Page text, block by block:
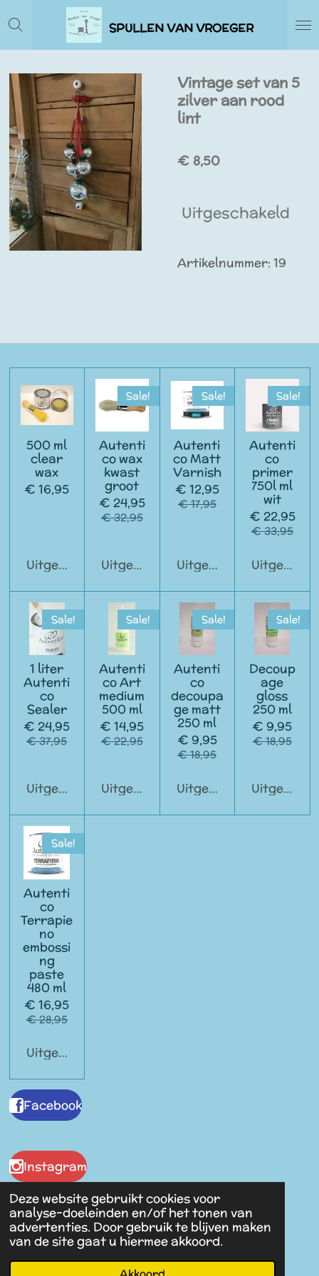
Deze website gebruikt cookies voor
analyse-doeleinden en/of het tonen van
advertenties. Door gebruik te blijven maken
van de site gaat u hiermee akkoord.
Ga
direct
naar
hoofdinhoud
SPULLEN VAN VROEGER
Vintage set van 5
zilver aan rood
lint
€ 8,50
Uitgeschakeld
Artikelnummer: 19
500 ml
clear
wax
€ 16,95
Uitgeschakeld
Sale!
Autenti
co wax
kwast
groot
€ 24,95
€ 32,95
Uitgeschakeld
Sale!
Autenti
co Matt
Varnish
€ 12,95
€ 17,95
Uitgeschakeld
Sale!
Autenti
co
primer
750l ml
wit
€ 22,95
€ 33,95
Sale!
1 liter
Autenti
co
Sealer
€ 24,95
€ 37,95
Uitgeschakeld
Sale!
Autenti
co Art
medium
500 ml
€ 14,95
€ 22,95
Uitgeschakeld
Sale!
Autenti
co
decoupa
ge matt
250 ml
€ 9,95
€ 18,95
Uitgeschakeld
Sale!
Decoup
age
gloss
250 ml
€ 9,95
€ 18,95
Sale!
Autenti
co
Terrapie
no
embossi
ng
paste
480 ml
€ 16,95
€ 28,95
Uitgeschakeld
Facebook
Instagram
Malaika Antiques
© 2023 - 2026 Spullen van Vroeger
Powered byJouwWeb